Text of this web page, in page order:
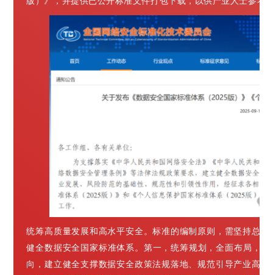
统筹高质量发展和高水平安全。标准的编制原则，需坚持总
健全数据安全国家标准体系。第一，统筹规划，全面布局，
向，建立健全支撑数据安全政策法规落地、规范引导产业高